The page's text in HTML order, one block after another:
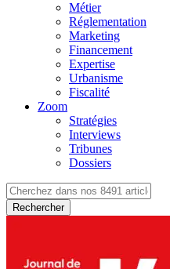
Métier
Réglementation
Marketing
Financement
Expertise
Urbanisme
Fiscalité
Zoom
Stratégies
Interviews
Tribunes
Dossiers
Rechercher